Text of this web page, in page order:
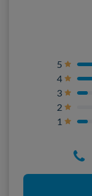
5
4
3
2
1